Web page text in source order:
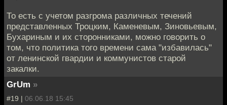
То есть с учетом разгрома различных течений
представленных Троцким, Каменевым, Зиновьевым,
Бухариным и их сторонниками, можно говорить о
том, что политика того времени сама "избавилась"
от ленинской гвардии и коммунистов старой
закалки.
GrUm »
#19 | 06.06.18 15:45